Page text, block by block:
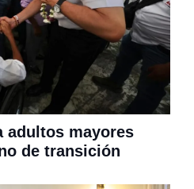
adultos mayores
de transición